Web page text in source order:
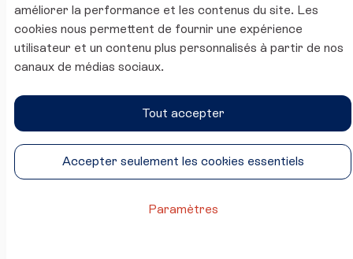
améliorer la performance et les contenus du site. Les
cookies nous permettent de fournir une expérience
utilisateur et un contenu plus personnalisés à partir de nos
canaux de médias sociaux.
Tout accepter
Accepter seulement les cookies essentiels
Paramètres
2,5 milliards de recettes à portée de
main
Quentin HAUDEGOND 0 commentaire